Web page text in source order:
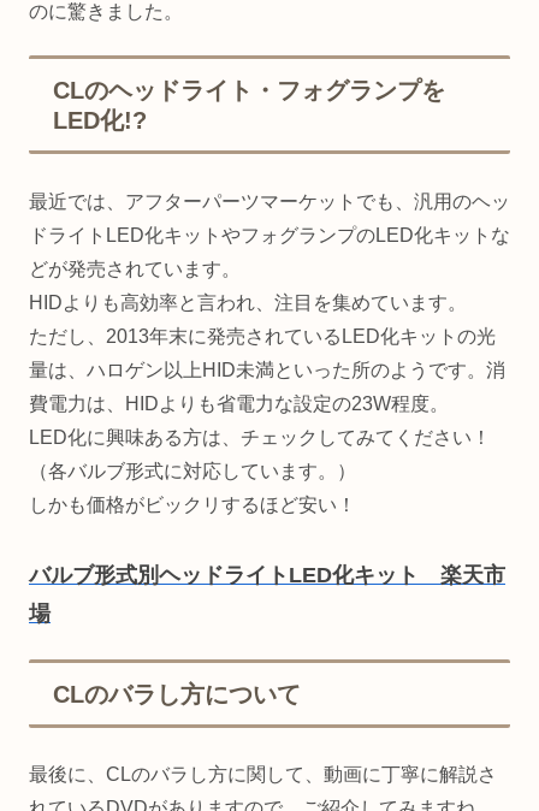
のに驚きました。
CLのヘッドライト・フォグランプを
LED化!?
最近では、アフターパーツマーケットでも、汎用のヘッ
ドライトLED化キットやフォグランプのLED化キットな
どが発売されています。
HIDよりも高効率と言われ、注目を集めています。
ただし、2013年末に発売されているLED化キットの光
量は、ハロゲン以上HID未満といった所のようです。消
費電力は、HIDよりも省電力な設定の23W程度。
LED化に興味ある方は、チェックしてみてください！
（各バルブ形式に対応しています。）
しかも価格がビックリするほど安い！
バルブ形式別ヘッドライトLED化キット 楽天市
場
CLのバラし方について
最後に、CLのバラし方に関して、動画に丁寧に解説さ